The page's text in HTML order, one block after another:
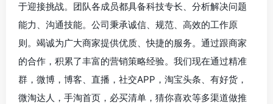
于迎接挑战。团队各成员都具备科技专长、分析解决问题
能力、沟通技能。公司秉承诚信、规范、高效的工作原
则。竭诚为广大商家提供优质、快捷的服务。通过跟商家
的合作，积累了丰富的营销策略经验。我们现在通过精准
群，微博，博客、直播，社交APP，淘宝头条、有好货，
微淘达人，手淘首页，必买清单，猜你喜欢等多渠道做推